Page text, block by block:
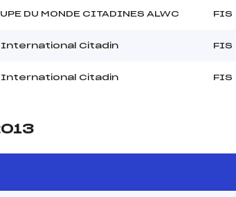
DU MONDE CITADINES ALWC FIS
International Citadin FIS
International Citadin FIS